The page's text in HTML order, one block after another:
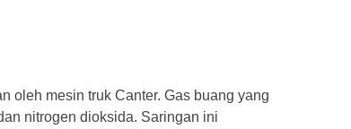
oleh mesin truk Canter. Gas buang yang
nitrogen dioksida. Saringan ini